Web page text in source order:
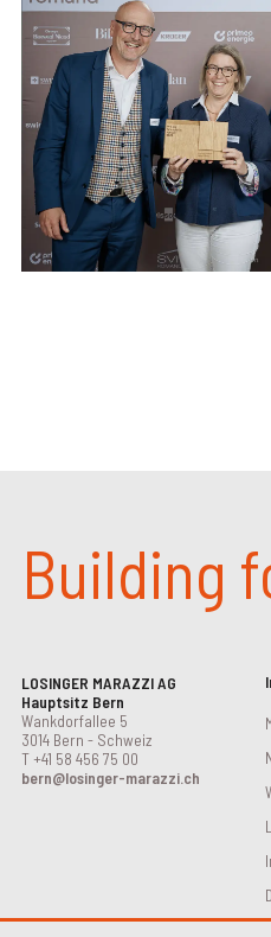
Building
LOSINGER MARAZZI AG
Hauptsitz Bern
Wankdorfallee 5
3014 Bern - Schweiz
T +41 58 456 75 00
bern@losinger-marazzi.ch